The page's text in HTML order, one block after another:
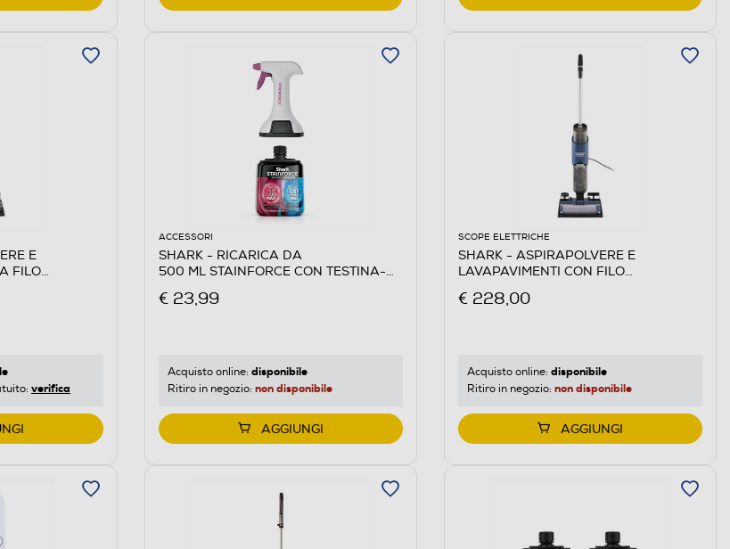
E
FILO
verifica
ACCESSORI
SHARK - RICARICA DA
500 ML STAINFORCE CON TESTINA-
€ 23,99
Acquisto online: disponibile
Ritiro in negozio: non disponibile
AGGIUNGI
SCOPE ELETTRICHE
SHARK - ASPIRAPOLVERE E
LAVAPAVIMENTI CON FILO
€ 228,00
Acquisto online: disponibile
Ritiro in negozio: non disponibile
AGGIUNGI